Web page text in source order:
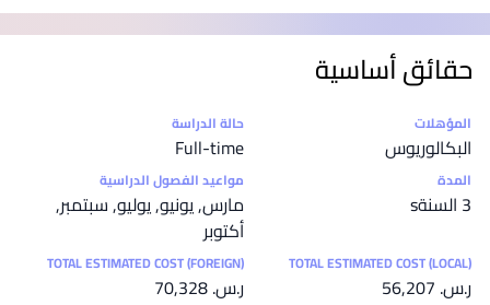
حقائق أساسية
إحصائيات
المؤهلات
البكالوريوس
حالة الدراسة
Full-time
المدة
3 السنةs
مواعيد الفصول الدراسية
مارس, يونيو, يوليو, سبتمبر,
أكتوبر
TOTAL ESTIMATED COST (LOCAL)
ر.س.‏ 56,207
TOTAL ESTIMATED COST (FOREIGN)
ر.س.‏ 70,328